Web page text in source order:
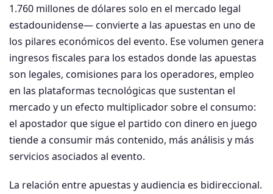
1.760 millones de dólares solo en el mercado legal
estadounidense— convierte a las apuestas en uno de
los pilares económicos del evento. Ese volumen genera
ingresos fiscales para los estados donde las apuestas
son legales, comisiones para los operadores, empleo
en las plataformas tecnológicas que sustentan el
mercado y un efecto multiplicador sobre el consumo:
el apostador que sigue el partido con dinero en juego
tiende a consumir más contenido, más análisis y más
servicios asociados al evento.
La relación entre apuestas y audiencia es bidireccional.